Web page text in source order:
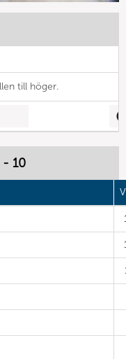
till höger.
- 10